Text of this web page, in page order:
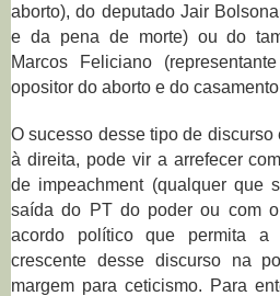
aborto), do deputado Jair
e da pena de morte) ou do
Marcos Feliciano
opositor do aborto e do
O sucesso desse tipo de discurso
à direita, pode vir a arrefecer
de impeachment (qualquer que
saída do PT do poder ou com
acordo político que permita a
crescente desse discurso na
margem para ceticismo. Para